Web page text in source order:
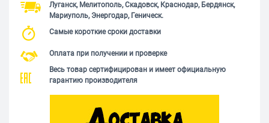
Луганск, Мелитополь, Скадовск, Краснодар, Бердянск,
Мариуполь, Энергодар, Геническ.
Самые короткие сроки доставки
Оплата при получении и проверке
Весь товар сертифицирован и имеет официальную
гарантию производителя